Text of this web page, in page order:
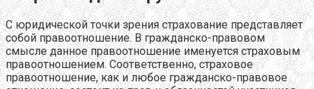
С юридической точки зрения страхование представляет
собой правоотношение. В гражданско-правовом
смысле данное правоотношение именуется страховым
правоотношением. Соответственно, страховое
правоотношение, как и любое гражданско-правовое